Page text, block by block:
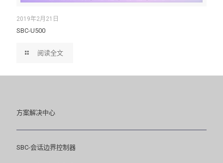
2019年2月21日
SBC-U500
阅读全文
方案解决中心
SBC-会话边界控制器